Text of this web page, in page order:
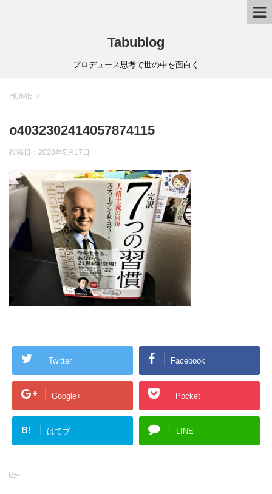
Tabublog
プロデュース思考で世の中を面白く
HOME >
o4032302414057874115
投稿日： 2020年9月17日
Twitter Facebook
Google+ Pocket
B! はてブ LINE
-